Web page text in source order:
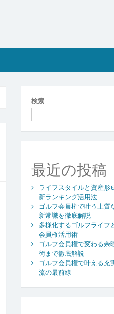
検索
最近の投稿
ライフスタイルと資産形
新ランキング活用法
ゴルフ会員権で叶う上質
新常識を徹底解説
多様化するゴルフライフ
会員権活用術
ゴルフ会員権で変わる余
術まで徹底解説
ゴルフ会員権で叶える充
流の最前線